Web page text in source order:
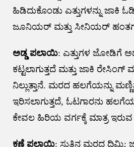
ಹಿಡಿದುಕೊಂಡು ಎತ್ತುಗಳನ್ನು ಜಾಕಿ
ಜೂನಿಯರ್ ಮತ್ತು ಸೀನಿಯರ್
ಅಡ್ಡ ಪಲಾಯಿ: ಎತ್ತುಗಳ ಜೋಡಿಗೆ
ಕಟ್ಟಲಾಗುತ್ತದೆ ಮತ್ತು ಜಾಕಿ
ನಿಲ್ಲುತ್ತಾನೆ. ಮರದ ಹಲಗೆಯನ್ನು
ಇರಿಸಲಾಗುತ್ತದೆ, ಓಟಗಾರನು ಹಲಗೆಯ
ಕೇವಲ ಹಿರಿಯ ವರ್ಗಕ್ಕೆ ಮಾತ್ರ
ಕಣೆ ಪಲಾಯಿ: ಸುತ್ತಿನ ಮರದ ದಿಮ್ಮಿ: